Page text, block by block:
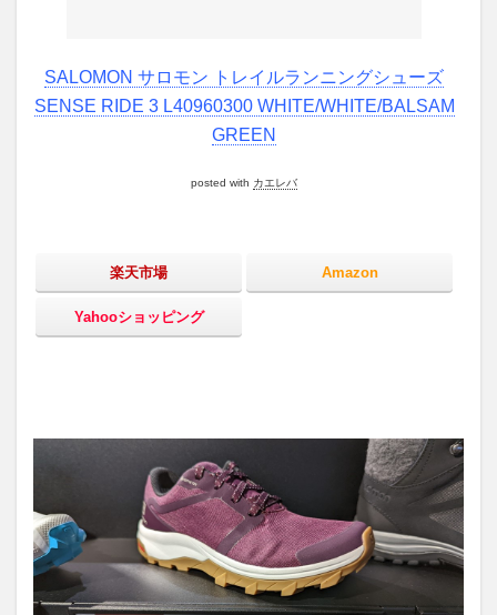
SALOMON サロモン トレイルランニングシューズ
SENSE RIDE 3 L40960300 WHITE/WHITE/BALSAM
GREEN
posted with カエレバ
楽天市場 Amazon
Yahooショッピング